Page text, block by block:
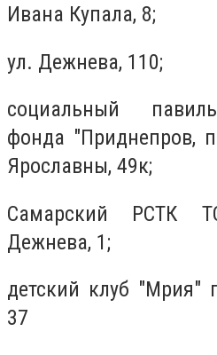
Ивана Купала, 8;
ул. Дежнева, 110;
социальный
фонда "Приднепров,
Ярославны, 49к;
Самарский РСТК
Дежнева, 1;
детский клуб "Мрия"
37